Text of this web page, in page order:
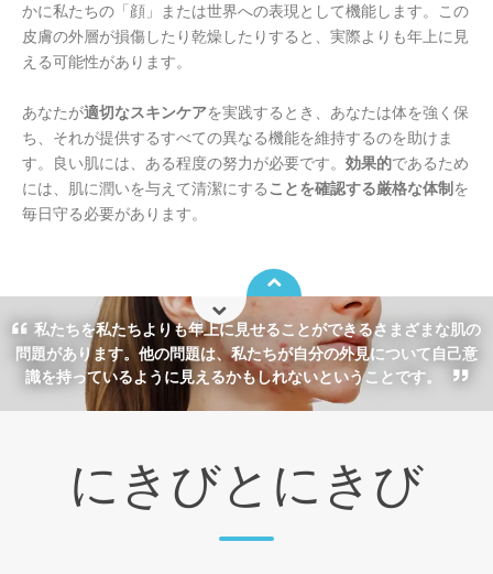
かに私たちの「顔」または世界への表現として機能します。この
皮膚の外層が損傷したり乾燥したりすると、実際よりも年上に見
える可能性があります。
あなたが適切なスキンケアを実践するとき、あなたは体を強く保
ち、それが提供するすべての異なる機能を維持するのを助けま
す。良い肌には、ある程度の努力が必要です。 効果的であるため
には、肌に潤いを与えて清潔にすることを確認する厳格な体制 を
毎日守る必要があります。
私たちを私たちよりも年上に見せることができるさまざまな肌の
問題があります。他の問題は、私たちが自分の外見について自己意
識を持っているように見えるかもしれないということです。
にきびとにきび